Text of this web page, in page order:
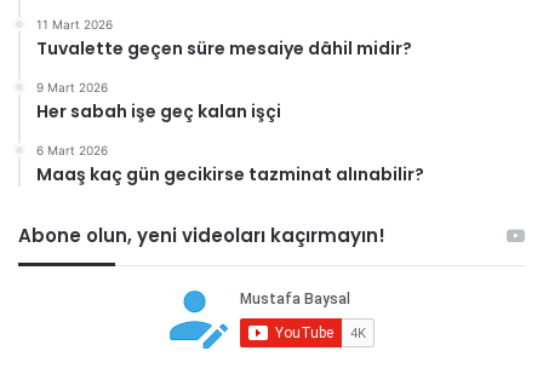
11 Mart 2026
Tuvalette geçen süre mesaiye dâhil midir?
9 Mart 2026
Her sabah işe geç kalan işçi
6 Mart 2026
Maaş kaç gün gecikirse tazminat alınabilir?
Abone olun, yeni videoları kaçırmayın!